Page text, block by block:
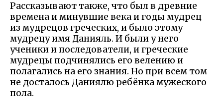
Рассказывают также, что был в древние
времена и минувшие века и годы мудрец
из мудрецов греческих, и было этому
мудрецу имя Данияль. И были у него
ученики и последователи, и греческие
мудрецы подчинялись его велению и
полагались на его знания. Но при всем том
не досталось Даниялю ребёнка мужеского
пола.